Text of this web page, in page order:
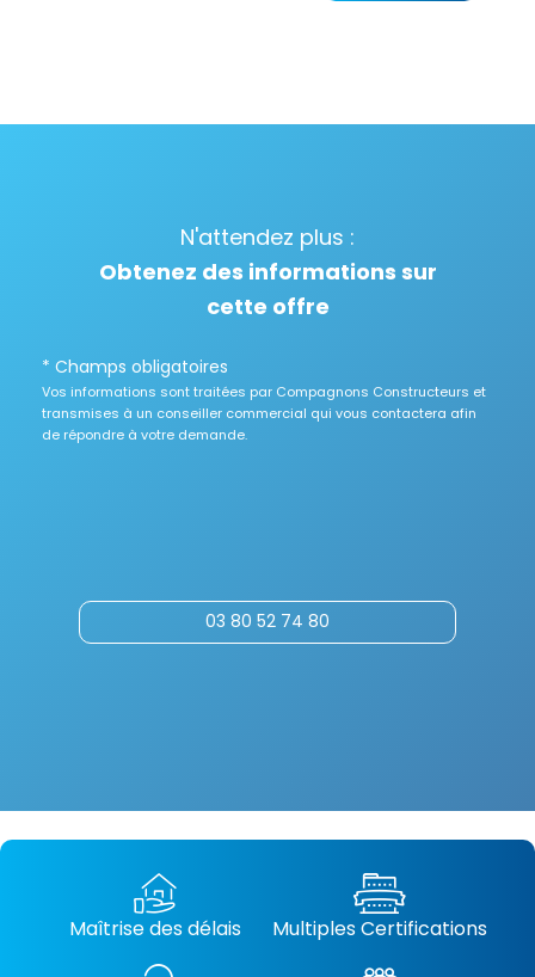
N'attendez plus :
Obtenez des informations sur
cette offre
* Champs obligatoires
Vos informations sont traitées par Compagnons Constructeurs et
transmises à un conseiller commercial qui vous contactera afin
de répondre à votre demande.
03 80 52 74 80
Maîtrise des délais Multiples Certifications